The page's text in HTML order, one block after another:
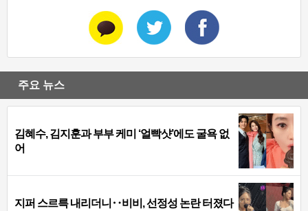
주요 뉴스
김혜수, 김지훈과 부부 케미 ‘얼빡샷’에도 굴욕 없
어
지퍼 스르륵 내리더니‥비비, 선정성 논란 터졌다